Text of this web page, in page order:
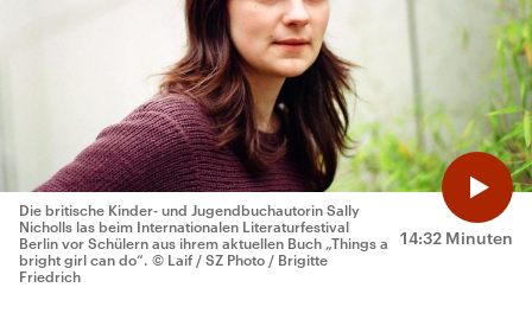
14:32 Minuten
Die britische Kinder- und Jugendbuchautorin Sally
Nicholls las beim Internationalen Literaturfestival
Berlin vor Schülern aus ihrem aktuellen Buch „Things a
bright girl can do“. © Laif / SZ Photo / Brigitte
Friedrich